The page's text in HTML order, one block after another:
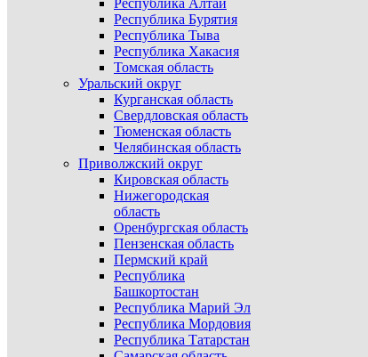
Республика Алтай
Республика Бурятия
Республика Тыва
Республика Хакасия
Томская область
Уральский округ
Курганская область
Свердловская область
Тюменская область
Челябинская область
Приволжский округ
Кировская область
Нижегородская
область
Оренбургская область
Пензенская область
Пермский край
Республика
Башкортостан
Республика Марий Эл
Республика Мордовия
Республика Татарстан